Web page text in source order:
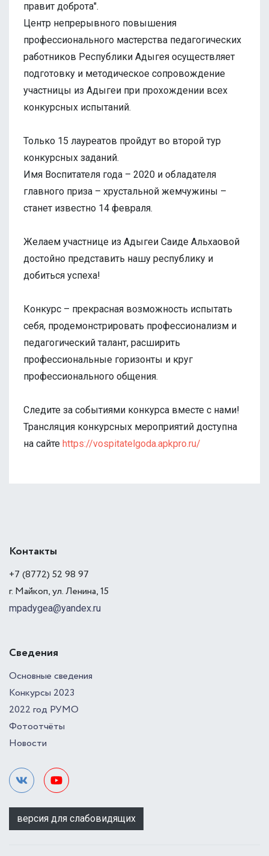
правит доброта".
Центр непрерывного повышения
профессионального мастерства педагогических
работников Республики Адыгея осуществляет
подготовку и методическое сопровождение
участницы из Адыгеи при прохождении всех
конкурсных испытаний.
Только 15 лауреатов пройдут во второй тур
конкурсных заданий.
Имя Воспитателя года – 2020 и обладателя
главного приза – хрустальной жемчужины –
станет известно 14 февраля.
Желаем участнице из Адыгеи Саиде Альхаовой
достойно представить нашу республику и
добиться успеха!
Конкурс – прекрасная возможность испытать
себя, продемонстрировать профессионализм и
педагогический талант, расширить
профессиональные горизонты и круг
профессионального общения.
Следите за событиями конкурса вместе с нами!
Трансляция конкурсных мероприятий доступна
на сайте https://vospitatelgoda.apkpro.ru/
Контакты
+7 (8772) 52 98 97
г. Майкоп, ул. Ленина, 15
mpadygea@yandex.ru
Сведения
Основные сведения
Конкурсы 2023
2022 год РУМО
Фотоотчёты
Новости
версия для слабовидящих